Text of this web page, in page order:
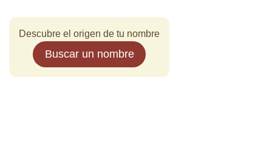
Descubre el origen de tu nombre
Buscar un nombre